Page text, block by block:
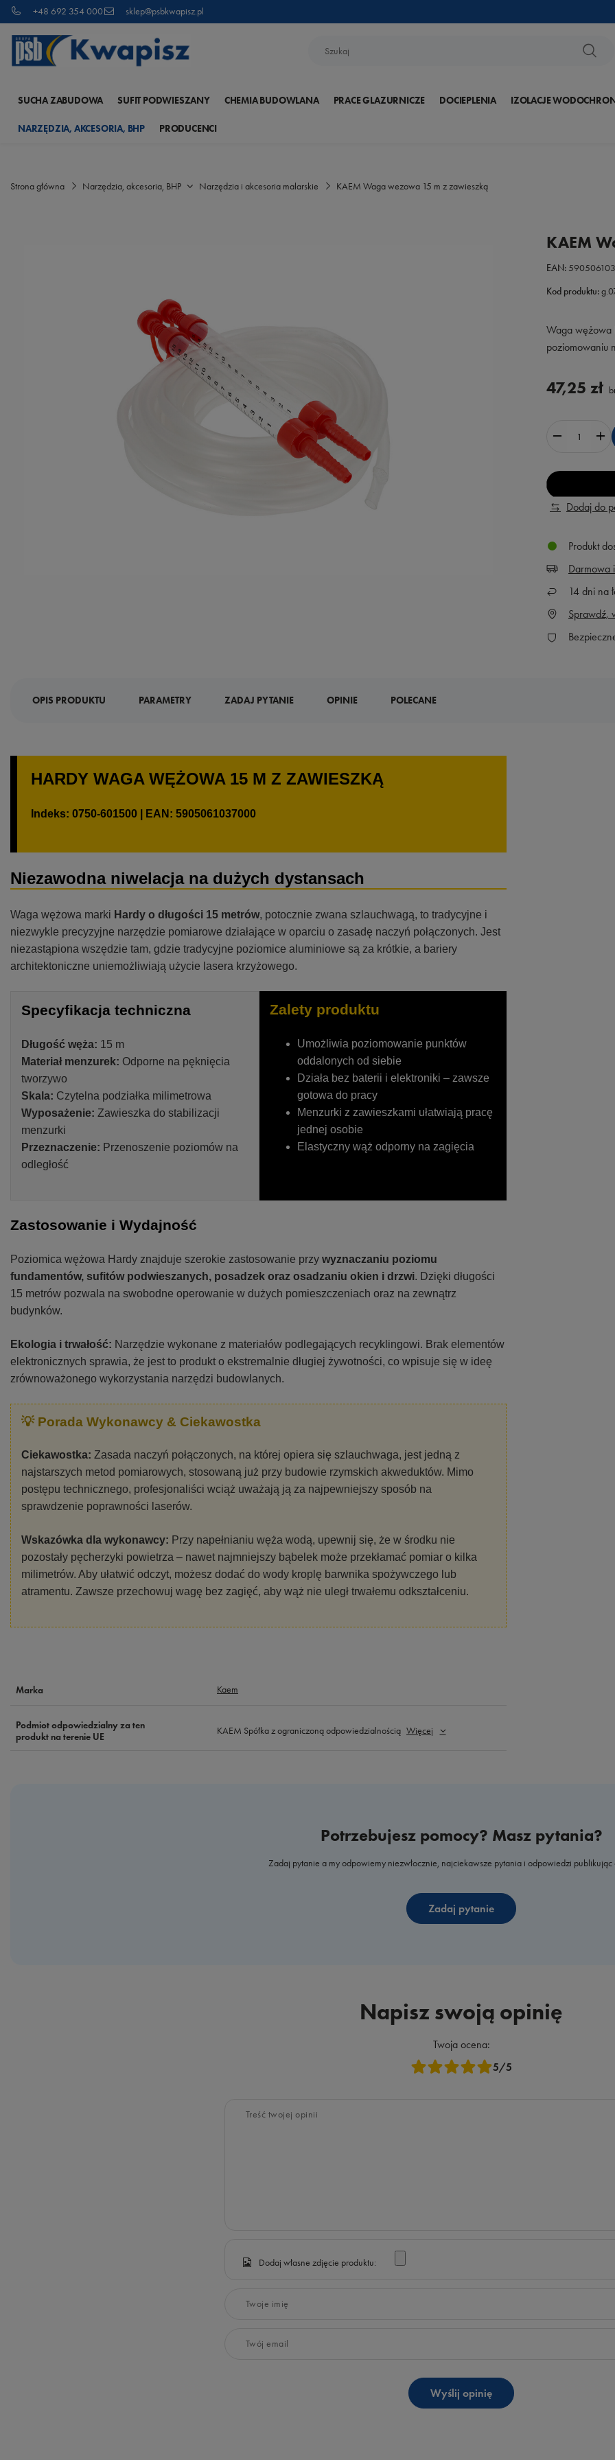
+48 692 354 000 sklep@psbkwapisz.pl
SUCHA ZABUDOWA SUFIT PODWIESZANY CHEMIA BUDOWLANA PRACE GLAZURNICZE DOCIEPLENIA IZOLACJE
NARZĘDZIA, AKCESORIA, BHP PRODUCENCI
Strona główna Narzędzia, akcesoria, BHP Narzędzia i akcesoria malarskie KAEM Waga wezowa 15 m z zawieszką
KAEM
EAN:
Kod produktu:
Waga wężowa
poziomowaniu
47,25 zł
Dodaj do
Produkt
Darmowa
14 dni na
Sprawdź,
OPIS PRODUKTU PARAMETRY ZADAJ PYTANIE OPINIE POLECANE
HARDY WAGA WĘŻOWA 15 M Z ZAWIESZKĄ
Indeks: 0750-601500 | EAN: 5905061037000
Niezawodna niwelacja na dużych dystansach
Waga wężowa marki Hardy o długości 15 metrów, potocznie zwana szlauchwagą, to tradycyjne i
niezwykle precyzyjne narzędzie pomiarowe działające w oparciu o zasadę naczyń połączonych. Jest
niezastąpiona wszędzie tam, gdzie tradycyjne poziomice aluminiowe są za krótkie, a bariery
architektoniczne uniemożliwiają użycie lasera krzyżowego.
Specyfikacja techniczna
Długość węża: 15 m
Materiał menzurek: Odporne na pęknięcia
tworzywo
Skala: Czytelna podziałka milimetrowa
Wyposażenie: Zawieszka do stabilizacji
menzurki
Przeznaczenie: Przenoszenie poziomów na
odległość
Zalety produktu
Umożliwia poziomowanie punktów
oddalonych od siebie
Działa bez baterii i elektroniki – zawsze
gotowa do pracy
Menzurki z zawieszkami ułatwiają pracę
jednej osobie
Elastyczny wąż odporny na zagięcia
Zastosowanie i Wydajność
Poziomica wężowa Hardy znajduje szerokie zastosowanie przy wyznaczaniu poziomu
fundamentów, sufitów podwieszanych, posadzek oraz osadzaniu okien i drzwi. Dzięki długości
15 metrów pozwala na swobodne operowanie w dużych pomieszczeniach oraz na zewnątrz
budynków.
Ekologia i trwałość: Narzędzie wykonane z materiałów podlegających recyklingowi. Brak elementów
elektronicznych sprawia, że jest to produkt o ekstremalnie długiej żywotności, co wpisuje się w ideę
zrównoważonego wykorzystania narzędzi budowlanych.
💡 Porada Wykonawcy & Ciekawostka
Ciekawostka: Zasada naczyń połączonych, na której opiera się szlauchwaga, jest jedną z
najstarszych metod pomiarowych, stosowaną już przy budowie rzymskich akweduktów. Mimo
postępu technicznego, profesjonaliści wciąż uważają ją za najpewniejszy sposób na
sprawdzenie poprawności laserów.
Wskazówka dla wykonawcy: Przy napełnianiu węża wodą, upewnij się, że w środku nie
pozostały pęcherzyki powietrza – nawet najmniejszy bąbelek może przekłamać pomiar o kilka
milimetrów. Aby ułatwić odczyt, możesz dodać do wody kroplę barwnika spożywczego lub
atramentu. Zawsze przechowuj wagę bez zagięć, aby wąż nie uległ trwałemu odkształceniu.
Marka Kaem
Podmiot odpowiedzialny za ten
produkt na terenie UE
KAEM Spółka z ograniczoną odpowiedzialnością Więcej
Potrzebujesz pomocy? Masz pytania?
Zadaj pytanie a my odpowiemy niezwłocznie, najciekawsze pytania i odpowiedzi publikując
Zadaj pytanie
Napisz swoją opinię
Twoja ocena:
5/5
Treść twojej opinii
Dodaj własne zdjęcie produktu:
Twoje imię
Twój email
Wyślij opinię